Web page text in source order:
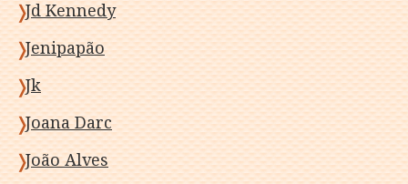
Jd Kennedy
Jenipapão
Jk
Joana Darc
João Alves